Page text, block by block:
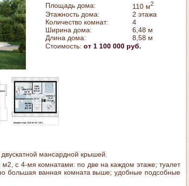
Площадь дома: 110 м2
Этажность дома:
2 этажа
Количество комнат:
4
Ширина дома:
6,48 м
Длина дома:
8,58 м
Стоимость: от 1 100 000 руб.
мансардной крышей.
с 4-мя комнатами: по две на каждом этаже; туалет
большая ванная комната выше; удобные подсобные